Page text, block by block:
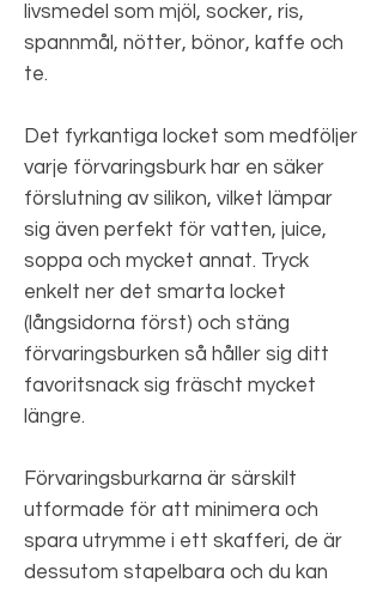
livsmedel som mjöl, socker, ris,
spannmål, nötter, bönor, kaffe och
te.
Det fyrkantiga locket som medföljer
varje förvaringsburk har en säker
förslutning av silikon, vilket lämpar
sig även perfekt för vatten, juice,
soppa och mycket annat. Tryck
enkelt ner det smarta locket
(långsidorna först) och stäng
förvaringsburken så håller sig ditt
favoritsnack sig fräscht mycket
längre.
Förvaringsburkarna är särskilt
utformade för att minimera och
spara utrymme i ett skafferi, de är
dessutom stapelbara och du kan